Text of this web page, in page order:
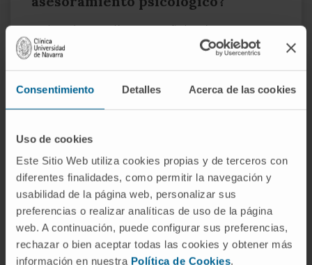
Consentimiento Detalles Acerca de las cookies
Uso de cookies
Este Sitio Web utiliza cookies propias y de terceros con
diferentes finalidades, como permitir la navegación y
usabilidad de la página web, personalizar sus
preferencias o realizar analíticas de uso de la página
web. A continuación, puede configurar sus preferencias,
rechazar o bien aceptar todas las cookies y obtener más
información en nuestra Política de Cookies.
En la práctica clínica española, sí se usan
como sinónimos. La diferencia es de
contexto: en países anglosajones, el
counselores un profesional con título
específico distinto del psicólogo clínico,
psicológico lo ejerce habitualmente un
psicólogo dentro de su práctica profesional.
¿Se necesita tener un trastorno
mental para acudir a
asesoramiento psicológico?
No. Es una de las diferencias con la